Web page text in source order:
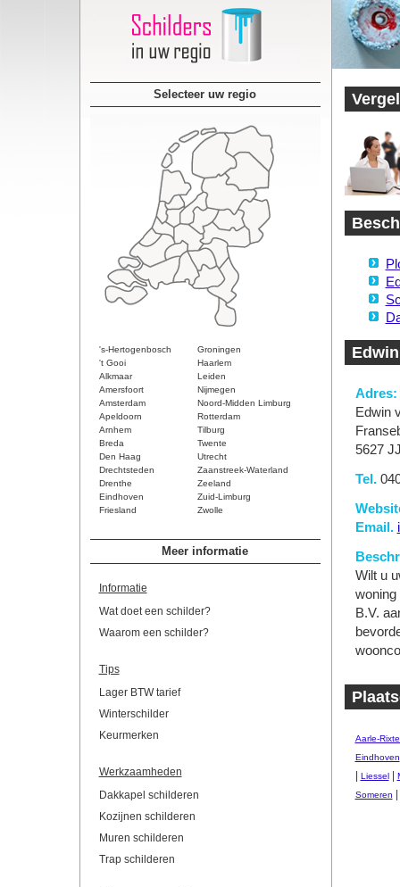
Selecteer uw regio
's-Hertogenbosch
Groningen
't Gooi
Haarlem
Alkmaar
Leiden
Amersfoort
Nijmegen
Amsterdam
Noord-Midden Limburg
Apeldoorn
Rotterdam
Arnhem
Tilburg
Breda
Twente
Den Haag
Utrecht
Drechtsteden
Zaanstreek-Waterland
Drenthe
Zeeland
Eindhoven
Zuid-Limburg
Friesland
Zwolle
Meer informatie
Informatie
Wat doet een schilder?
Waarom een schilder?
Tips
Lager BTW tarief
Winterschilder
Keurmerken
Werkzaamheden
Dakkapel schilderen
Kozijnen schilderen
Muren schilderen
Trap schilderen
Adres:
Edwin
5627
Tel.
Email.
Wilt u
woning
B.V.
Aarle-
Eindhoven
Liessel|
Someren